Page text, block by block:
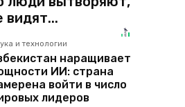
видят...
и технологии
наращивает
ИИ: страна
войти в число
лидеров